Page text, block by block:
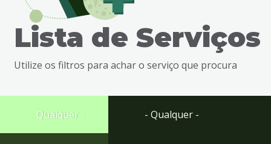
busca
Ir
rodapé
Lista de Serviços
Utilize os filtros para achar o serviço que procura
- Qualquer - - Qualquer -